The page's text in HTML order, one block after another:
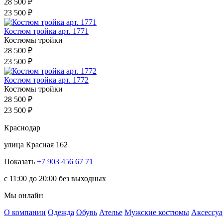
28 500 ₽
23 500 ₽
Костюм тройка арт. 1771
Костюмы тройки
28 500 ₽
23 500 ₽
Костюм тройка арт. 1772
Костюмы тройки
28 500 ₽
23 500 ₽
Краснодар
улица Красная 162
Показать +7 903 456 67 71
c 11:00 до 20:00 без выходных
Мы онлайн
О компании Одежда Обувь Ателье Мужские костюмы